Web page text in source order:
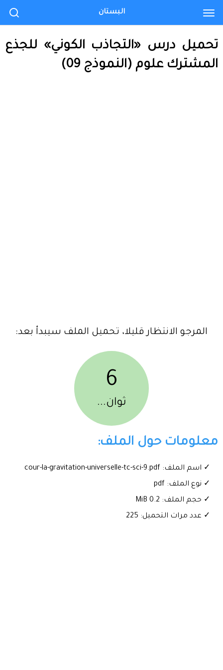
تحميل درس «التجاذب الكوني» للجذع
المشترك علوم (النموذج 09)
المرجو الانتظار قليلا، تحميل الملف سيبدأ بعد:
6
ثوان...
معلومات حول الملف:
✓ اسم الملف: cour-la-gravitation-universelle-tc-sci-9.pdf
✓ نوع الملف: pdf
✓ حجم الملف: 0.2 MiB
✓ عدد مرات التحميل: 225
البستان